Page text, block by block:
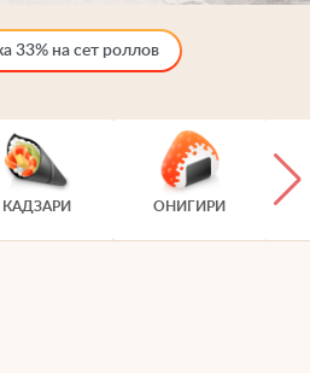
33% на сет роллов
КАДЗАРИ ОНИГИРИ